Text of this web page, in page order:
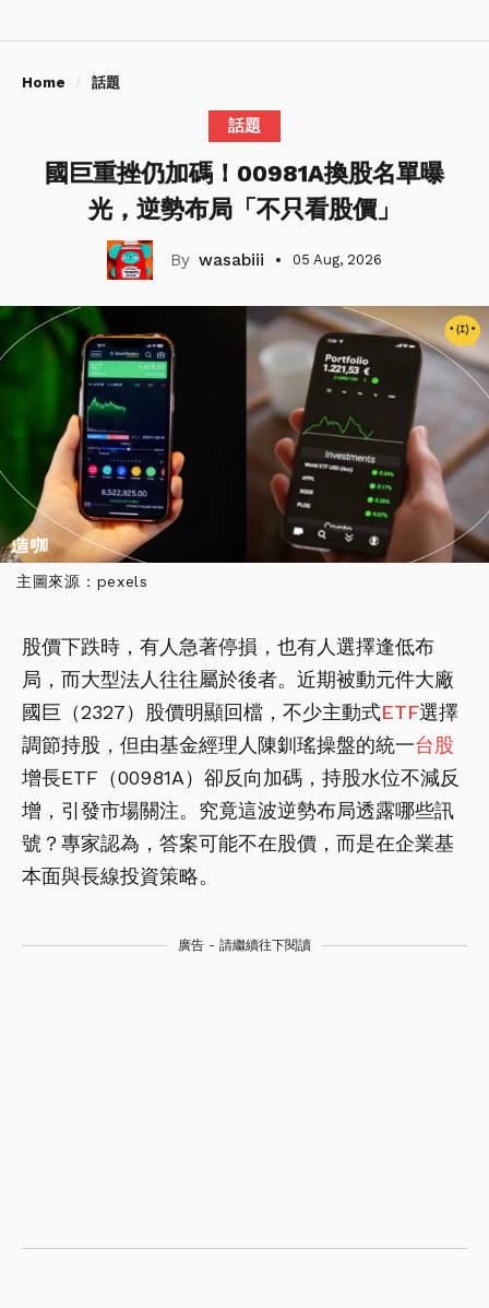
Home 話題
話題
國巨重挫仍加碼！00981A換股名單曝
光，逆勢布局「不只看股價」
wasabiii 05 Aug, 2026
主圖來源：pexels
股價下跌時，有人急著停損，也有人選擇逢低布
局，而大型法人往往屬於後者。近期被動元件大廠
國巨（2327）股價明顯回檔，不少主動式ETF選擇
調節持股，但由基金經理人陳釧瑤操盤的統一台股
增長ETF（00981A）卻反向加碼，持股水位不減反
增，引發市場關注。究竟這波逆勢布局透露哪些訊
號？專家認為，答案可能不在股價，而是在企業基
本面與長線投資策略。
廣告 - 請繼續往下閱讀